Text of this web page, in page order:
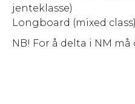
jenteklasse)
Longboard (mixed
NB! For å delta i NM